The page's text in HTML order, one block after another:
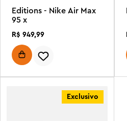
Editions - Nike Air Max
95 x
R$ 949,99
Exclusivo